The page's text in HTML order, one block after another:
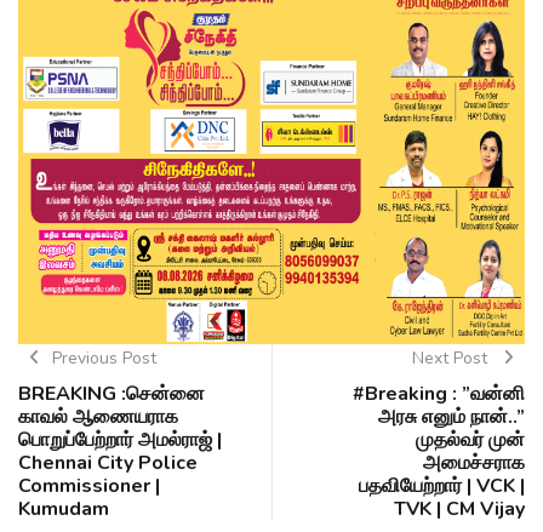
Previous Post
BREAKING :சென்னை
காவல் ஆணையராக
பொறுப்பேற்றார் அமல்ராஜ் |
Chennai City Police
Commissioner |
Kumudam
Next Post
#Breaking : ”வன்னி
அரசு எனும் நான்..”
முதல்வர் முன்
அமைச்சராக
பதவியேற்றார் | VCK |
TVK | CM Vijay